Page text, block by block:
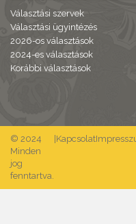
Választási szervek
Választási ügyintézés
2026-os választások
2024-es választások
Korábbi választások
© 2024
Minden
jog
fenntartva.
Kapcsolat